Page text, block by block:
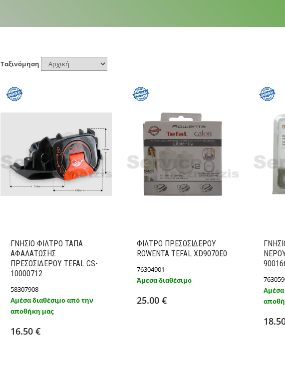
Ταξινόμηση
ΓΝΗΣΙΟ ΦΙΛΤΡΟ ΤΑΠΑ
AΦΑΛΑΤΩΣΗΣ
ΠΡΕΣΟΣΙΔΕΡΟY TEFAL CS-
10000712
58307908
Αμέσα διαθέσιμο από την
αποθήκη μας
16.50 €
Προσθήκη στο καλάθι
ΦΙΛΤΡΟ ΠΡΕΣΟΣΙΔΕΡΟY
ROWENTA TEFAL XD9070E0
76304901
Άμεσα διαθέσιμο
25.00 €
Προσθήκη στο καλάθι
Αμέσα